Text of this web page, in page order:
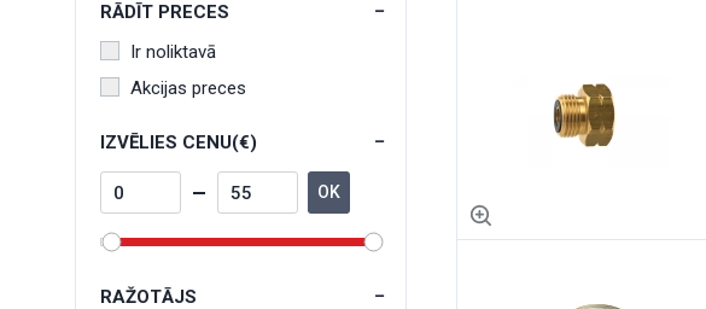
RĀDĪT PRECES
Ir noliktavā
Akcijas preces
IZVĒLIES CENU(€)
OK
RAŽOTĀJS